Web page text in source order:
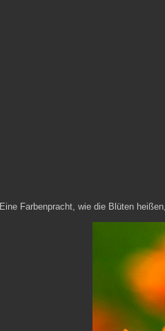
Eine Farbenpracht, wie die Blüten